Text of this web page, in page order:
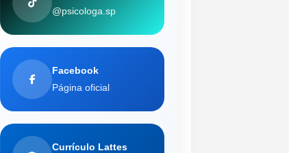
@psicologa.sp
Facebook
Página oficial
Currículo Lattes